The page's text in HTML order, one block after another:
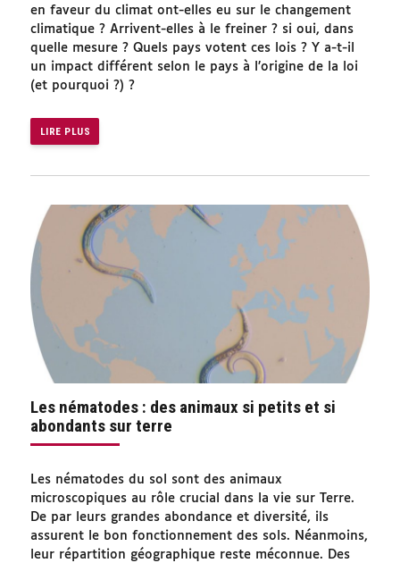
en faveur du climat ont-elles eu sur le changement
climatique ? Arrivent-elles à le freiner ? si oui, dans
quelle mesure ? Quels pays votent ces lois ? Y a-t-il
un impact différent selon le pays à l’origine de la loi
(et pourquoi ?) ?
LIRE PLUS
Les nématodes : des animaux si petits et si
abondants sur terre
Les nématodes du sol sont des animaux
microscopiques au rôle crucial dans la vie sur Terre.
De par leurs grandes abondance et diversité, ils
assurent le bon fonctionnement des sols. Néanmoins,
leur répartition géographique reste méconnue. Des